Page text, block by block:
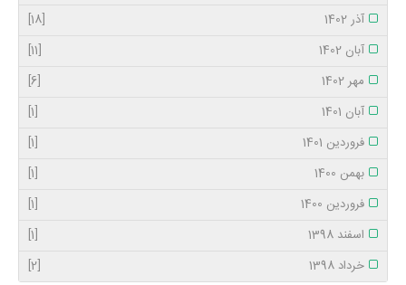
آذر 1402
[18]
آبان 1402
[11]
مهر 1402
[6]
آبان 1401
[1]
فروردین 1401
[1]
بهمن 1400
[1]
فروردین 1400
[1]
اسفند 1398
[1]
خرداد 1398
[2]